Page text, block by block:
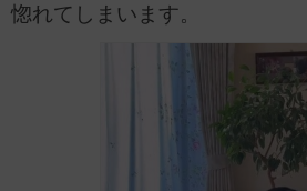
惚れてしまいます。